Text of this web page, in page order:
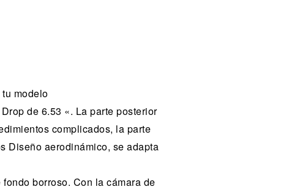
modelo
de 6.53 «. La parte posterior
complicados, la parte
Diseño aerodinámico, se adapta
borroso. Con la cámara de